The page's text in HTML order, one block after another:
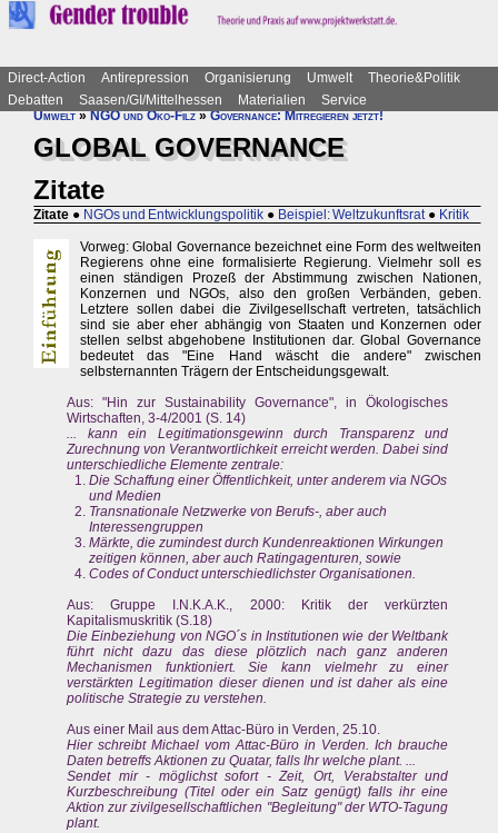
Direct-Action Antirepression Organisierung Umwelt
Theorie&Politik
Debatten
Saasen/GI/Mittelhessen Materialien
Service
Umwelt»NGO und Öko-Filz»Governance: Mitregieren jetzt!
GLOBAL GOVERNANCE
Zitate
Zitate ● NGOs und Entwicklungspolitik ● Beispiel: Weltzukunftsrat ● Kritik
Vorweg: Global Governance bezeichnet eine Form des weltweiten
Regierens ohne eine formalisierte Regierung. Vielmehr soll es
einen ständigen Prozeß der Abstimmung zwischen Nationen,
Konzernen und NGOs, also den großen Verbänden, geben.
Letztere sollen dabei die Zivilgesellschaft vertreten, tatsächlich
sind sie aber eher abhängig von Staaten und Konzernen oder
stellen selbst abgehobene Institutionen dar. Global Governance
bedeutet das "Eine Hand wäscht die andere" zwischen
selbsternannten Trägern der Entscheidungsgewalt.
Aus: "Hin zur Sustainability Governance", in Ökologisches
Wirtschaften, 3-4/2001 (S. 14)
... kann ein Legitimationsgewinn durch Transparenz und
Zurechnung von Verantwortlichkeit erreicht werden. Dabei sind
unterschiedliche Elemente zentrale:
Die Schaffung einer Öffentlichkeit, unter anderem via NGOs
und Medien
Transnationale Netzwerke von Berufs-, aber auch
Interessengruppen
Märkte, die zumindest durch Kundenreaktionen Wirkungen
zeitigen können, aber auch Ratingagenturen, sowie
Codes of Conduct unterschiedlichster Organisationen.
Aus: Gruppe I.N.K.A.K., 2000: Kritik der verkürzten
Kapitalismuskritik (S.18)
Die Einbeziehung von NGO´s in Institutionen wie der Weltbank
führt nicht dazu das diese plötzlich nach ganz anderen
Mechanismen funktioniert. Sie kann vielmehr zu einer
verstärkten Legitimation dieser dienen und ist daher als eine
politische Strategie zu verstehen.
Aus einer Mail aus dem Attac-Büro in Verden, 25.10.
Hier schreibt Michael vom Attac-Büro in Verden. Ich brauche
Daten betreffs Aktionen zu Quatar, falls Ihr welche plant. ...
Sendet mir - möglichst sofort - Zeit, Ort, Verabstalter und
Kurzbeschreibung (Titel oder ein Satz genügt) falls ihr eine
Aktion zur zivilgesellschaftlichen "Begleitung" der WTO-Tagung
plant.